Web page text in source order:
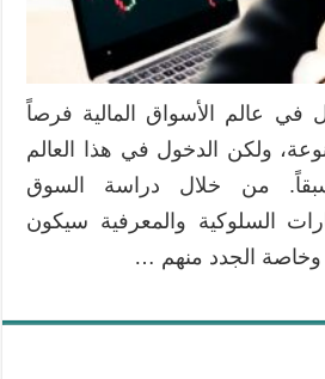
يمكن
تجنبّها
مغلقة
في عالم الأسواق المالية فرصاً
ولكن الدخول في هذا العالم
من خلال دراسة السوق
السلوكية والمعرفية سيكون
وخاصة الجدد منهم …